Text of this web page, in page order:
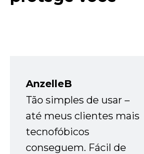
AnzelleB
Tão simples de usar –
até meus clientes mais
tecnofóbicos
conseguem. Fácil de